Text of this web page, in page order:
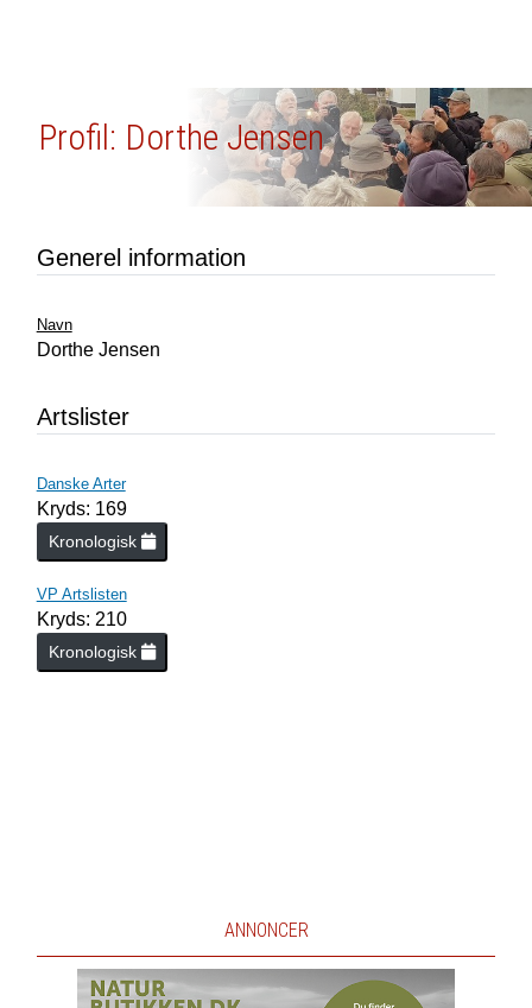
Profil: Dorthe Jensen
Generel information
Navn
Dorthe Jensen
Artslister
Danske Arter
Kryds: 169
Kronologisk
VP Artslisten
Kryds: 210
Kronologisk
ANNONCER